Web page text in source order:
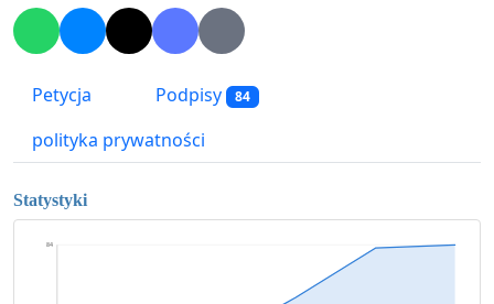
Petycja Podpisy 84
polityka prywatności
Statystyki
84